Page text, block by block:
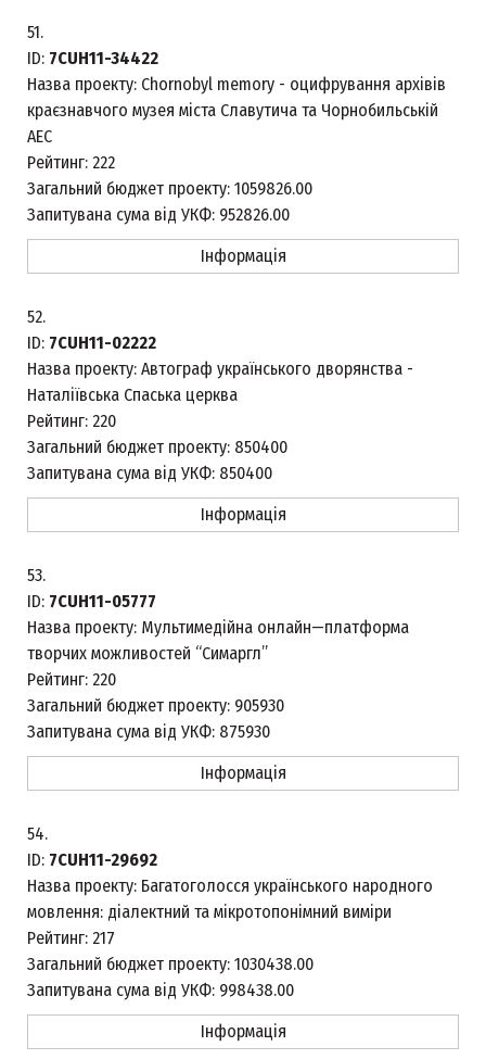
51.
ID: 7CUH11-34422
Назва проекту: Chornobyl memory - оцифрування архівів
краєзнавчого музея міста Славутича та Чорнобильській
АЕС
Рейтинг: 222
Загальний бюджет проекту: 1059826.00
Запитувана сума від УКФ: 952826.00
Інформація
52.
ID: 7CUH11-02222
Назва проекту: Автограф українського дворянства -
Наталіївська Спаська церква
Рейтинг: 220
Загальний бюджет проекту: 850400
Запитувана сума від УКФ: 850400
Інформація
53.
ID: 7CUH11-05777
Назва проекту: Мультимедійна онлайн—платформа
творчих можливостей “Симаргл”
Рейтинг: 220
Загальний бюджет проекту: 905930
Запитувана сума від УКФ: 875930
Інформація
54.
ID: 7CUH11-29692
Назва проекту: Багатоголосся українського народного
мовлення: діалектний та мікротопонімний виміри
Рейтинг: 217
Загальний бюджет проекту: 1030438.00
Запитувана сума від УКФ: 998438.00
Інформація